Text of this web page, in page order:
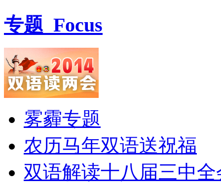
专题 Focus
雾霾专题
农历马年双语送祝福
双语解读十八届三中全